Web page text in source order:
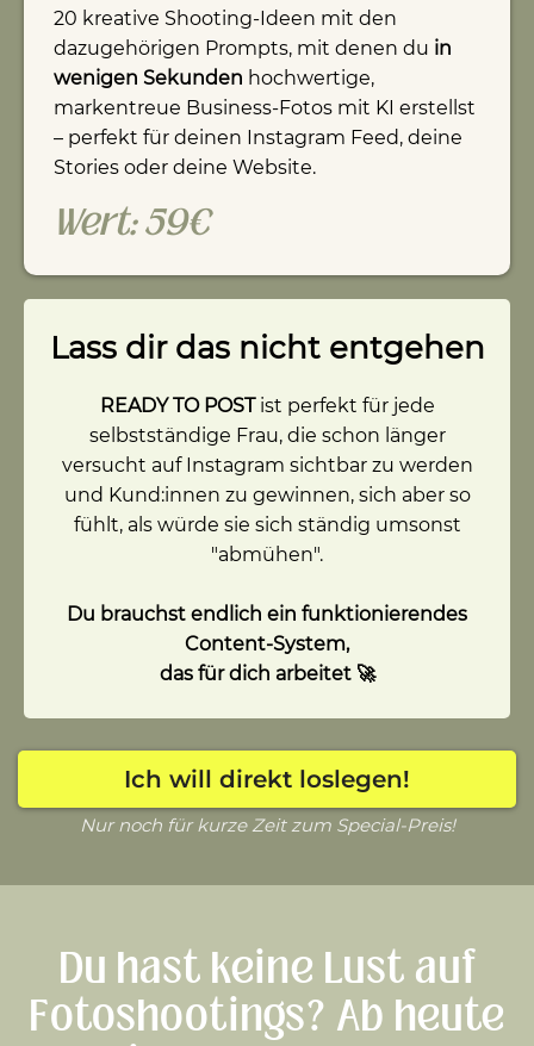
20 kreative Shooting-Ideen mit den
dazugehörigen Prompts, mit denen du in
wenigen Sekunden hochwertige,
markentreue Business-Fotos mit KI erstellst
– perfekt für deinen Instagram Feed, deine
Stories oder deine Website.
Wert: 59€
Lass dir das nicht entgehen
READY TO POSTist perfekt für jede
selbstständige Frau, die schon länger
versucht auf Instagram sichtbar zu werden
und Kund:innen zu gewinnen, sich aber so
fühlt, als würde sie sich ständig umsonst
"abmühen".
Du brauchst endlich ein funktionierendes
Content-System,
das für dich arbeitet 🚀
Ich will direkt loslegen!
Nur noch für kurze Zeit zum Special-Preis!
Du hast keine Lust auf
Fotoshootings? Ab heute